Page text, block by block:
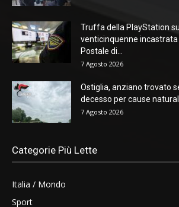
Truffa della PlayStation
venticinquenne incastrata
Postale di...
7 Agosto 2026
Ostiglia, anziano trovato
decesso per cause
7 Agosto 2026
Categorie Più Lette
Italia / Mondo
Sport